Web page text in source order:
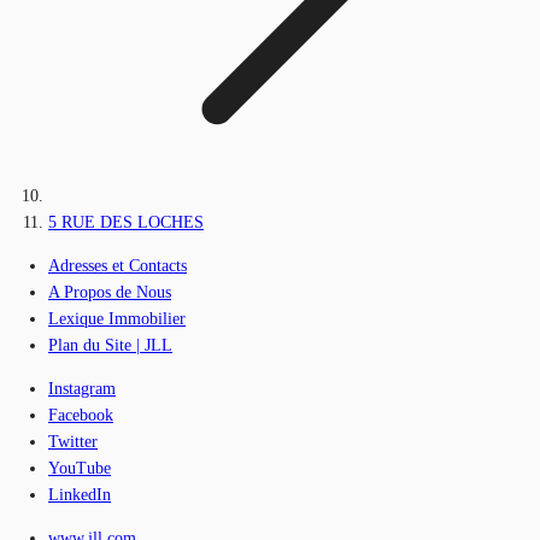
5 RUE DES LOCHES
Adresses et Contacts
A Propos de Nous
Lexique Immobilier
Plan du Site | JLL
Instagram
Facebook
Twitter
YouTube
LinkedIn